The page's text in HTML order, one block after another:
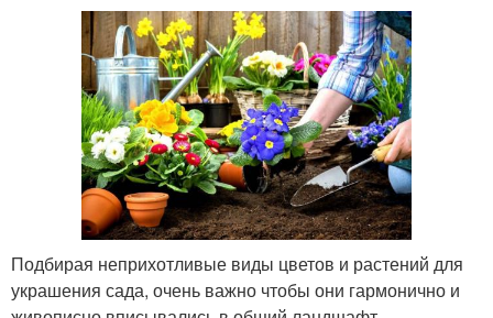
Подбирая неприхотливые виды цветов и растений для
украшения сада, очень важно чтобы они гармонично и